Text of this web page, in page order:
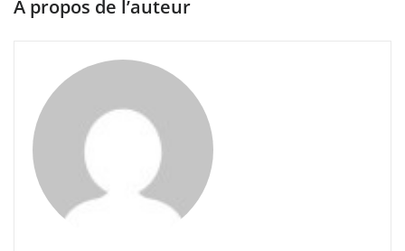
À propos de l’auteur